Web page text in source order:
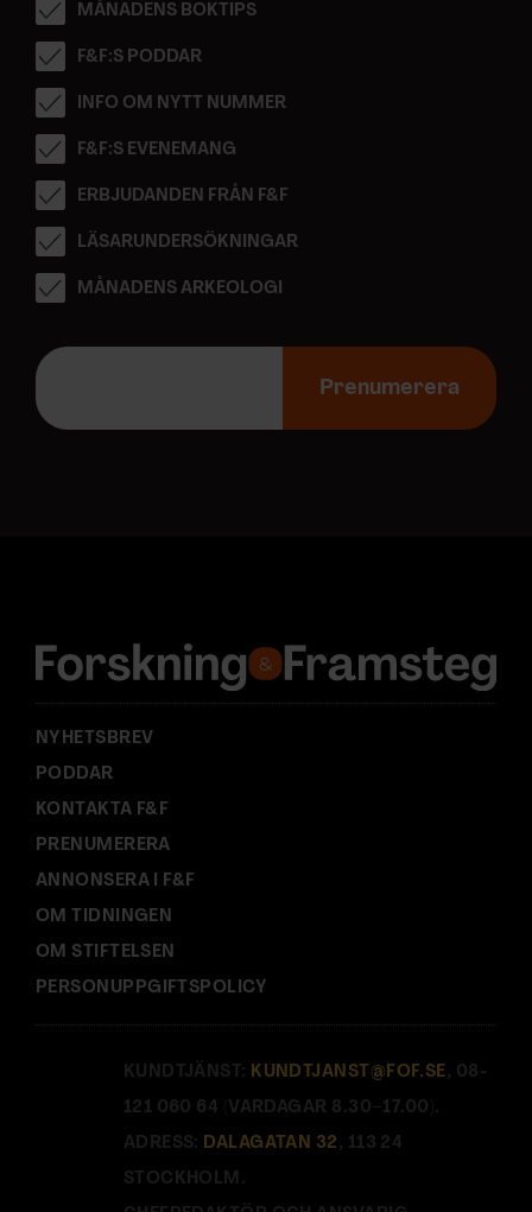
MÅNADENS BOKTIPS
F&F:S PODDAR
INFO OM NYTT NUMMER
F&F:S EVENEMANG
ERBJUDANDEN FRÅN F&F
LÄSARUNDERSÖKNINGAR
MÅNADENS ARKEOLOGI
E
p
s
:
Prenumerera
NYHETSBREV
PODDAR
KONTAKTA F&F
PRENUMERERA
ANNONSERA I F&F
OM TIDNINGEN
OM STIFTELSEN
PERSONUPPGIFTSPOLICY
KUNDTJÄNST: KUNDTJANST@FOF.SE , 08-
121 060 64 (VARDAGAR 8.30–17.00).
ADRESS: DALAGATAN 32 , 113 24
STOCKHOLM.